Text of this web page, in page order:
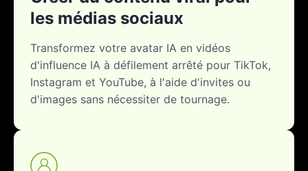
les médias sociaux
Transformez votre avatar IA en vidéos
d'influence IA à défilement arrêté pour TikTok,
Instagram et YouTube, à l'aide d'invites ou
d'images sans nécessiter de tournage.